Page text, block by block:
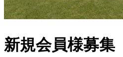
新規会員様募集